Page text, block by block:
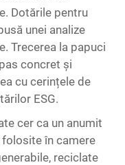
Dotările pentru
unei analize
Trecerea la papuci
concret și
cu cerințele de
ESG.
cer ca un anumit
în camere
reciclate